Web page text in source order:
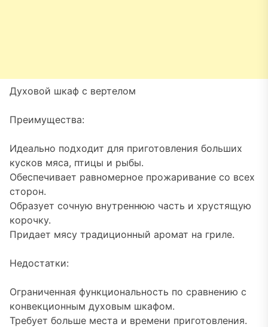
Духовой шкаф с вертелом
Преимущества:
Идеально подходит для приготовления больших
кусков мяса, птицы и рыбы.
Обеспечивает равномерное прожаривание со всех
сторон.
Образует сочную внутреннюю часть и хрустящую
корочку.
Придает мясу традиционный аромат на гриле.
Недостатки:
Ограниченная функциональность по сравнению с
конвекционным духовым шкафом.
Требует больше места и времени приготовления.